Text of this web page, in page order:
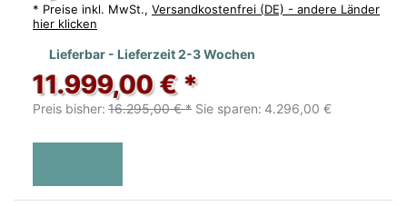
* Preise inkl. MwSt., Versandkostenfrei (DE) - andere Länder
hier klicken
Lieferbar - Lieferzeit 2-3 Wochen
11.999,00 € *
Preis bisher: 16.295,00 € * Sie sparen: 4.296,00 €